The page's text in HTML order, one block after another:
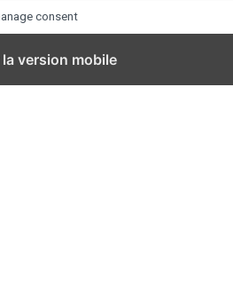
consent
version mobile